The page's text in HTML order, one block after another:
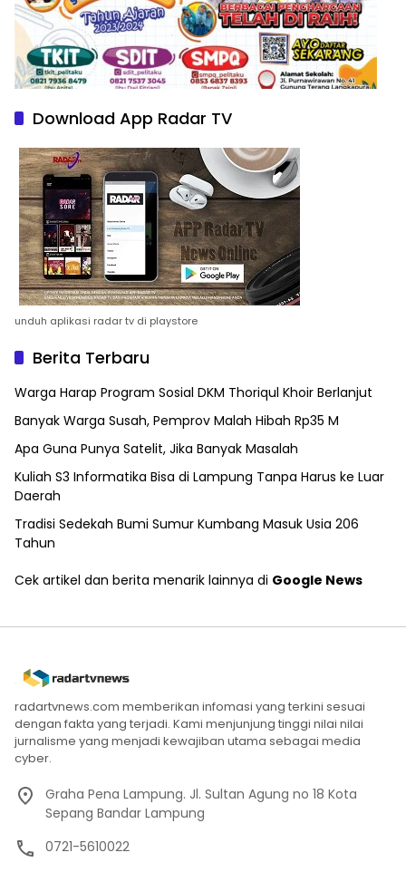
Download App Radar TV
unduh aplikasi radar tv di playstore
Berita Terbaru
Warga Harap Program Sosial DKM Thoriqul Khoir Berlanjut
Banyak Warga Susah, Pemprov Malah Hibah Rp35 M
Apa Guna Punya Satelit, Jika Banyak Masalah
Kuliah S3 Informatika Bisa di Lampung Tanpa Harus ke Luar
Daerah
Tradisi Sedekah Bumi Sumur Kumbang Masuk Usia 206
Tahun
Cek artikel dan berita menarik lainnya di Google News
radartvnews.com memberikan infomasi yang terkini sesuai
dengan fakta yang terjadi. Kami menjunjung tinggi nilai nilai
jurnalisme yang menjadi kewajiban utama sebagai media
cyber.
Graha Pena Lampung. Jl. Sultan Agung no 18 Kota
Sepang Bandar Lampung
0721-5610022